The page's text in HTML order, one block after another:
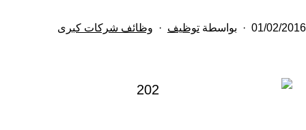
تم
01/02/2016 بواسطة توظيف
مصنف
وظائف شركات كبرى